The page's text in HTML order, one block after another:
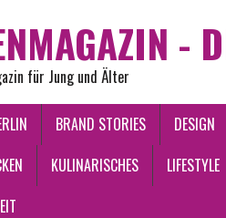
-
für Jung und Älter
BRAND STORIES DESIGN
KULINARISCHES LIFESTYLE